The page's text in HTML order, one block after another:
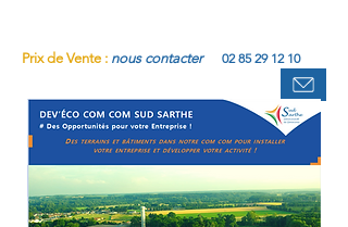
Prix de Vente : nous contacter 02 85 29 12 10